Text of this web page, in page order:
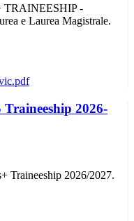
TRAINEESHIP -
e Laurea Magistrale.
2026-
Traineeship 2026/2027.